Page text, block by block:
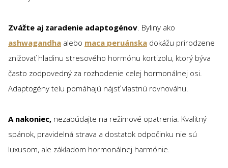
Zvážte aj zaradenie adaptogénov . Byliny ako
ashwagandha alebo maca peruánska dokážu prirodzene
znižovať hladinu stresového hormónu kortizolu, ktorý býva
často zodpovedný za rozhodenie celej hormonálnej osi.
Adaptogény telu pomáhajú nájsť vlastnú rovnováhu.
A nakoniec, nezabúdajte na režimové opatrenia. Kvalitný
spánok, pravidelná strava a dostatok odpočinku nie sú
luxusom, ale základom hormonálnej harmónie.